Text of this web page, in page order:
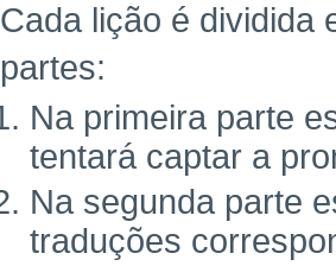
Cada lição é dividida
partes:
Na primeira parte
tentará captar a
Na segunda parte
traduções